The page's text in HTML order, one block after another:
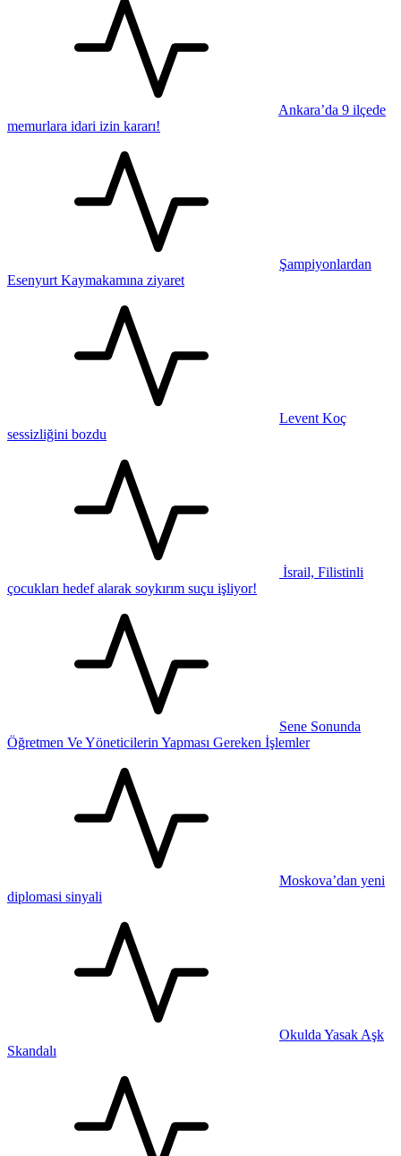
Ankara’da 9 ilçede
memurlara idari izin kararı!
Şampiyonlardan
Esenyurt Kaymakamına ziyaret
Levent Koç
sessizliğini bozdu
İsrail, Filistinli
çocukları hedef alarak soykırım suçu işliyor!
Sene Sonunda
Öğretmen Ve Yöneticilerin Yapması Gereken İşlemler
Moskova’dan yeni
diplomasi sinyali
Okulda Yasak Aşk
Skandalı